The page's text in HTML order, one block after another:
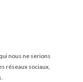
nous ne serions
réseaux sociaux,